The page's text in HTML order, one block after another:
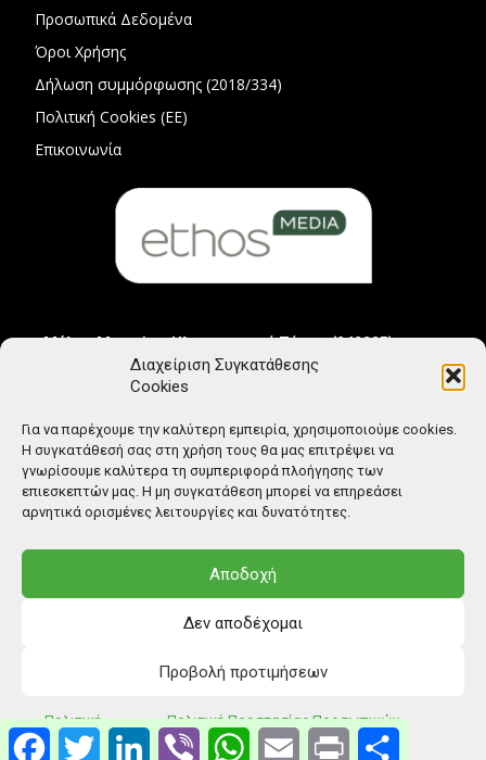
Διαχείριση Συγκατάθεσης
Cookies
Για να παρέχουμε την καλύτερη εμπειρία, χρησιμοποιούμε cookies.
Η συγκατάθεσή σας στη χρήση τους θα μας επιτρέψει να
γνωρίσουμε καλύτερα τη συμπεριφορά πλοήγησης των
επιεσκεπτών μας. Η μη συγκατάθεση μπορεί να επηρεάσει
αρνητικά ορισμένες λειτουργίες και δυνατότητες.
Αποδοχή
Δεν αποδέχομαι
Προβολή προτιμήσεων
Πολιτική
Cookies
Πολιτική Προστασίας Προσωπικών
Δεδομένων
Προσωπικά Δεδομένα
Όροι Χρήσης
Δήλωση συμμόρφωσης (2018/334)
Πολιτική Cookies (ΕΕ)
Επικοινωνία
Μέλος Μητρώου Ηλεκτρονικού Τύπου (242225)
© Copyright: Ethos Media S.A.
FacebookTwitter LinkedIn Viber WhatsAppEmail Print